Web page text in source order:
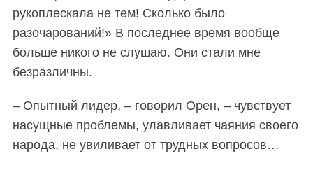
рукоплескала не тем! Сколько было
разочарований!» В последнее время вообще
больше никого не слушаю. Они стали мне
безразличны.
– Опытный лидер, – говорил Орен, – чувствует
насущные проблемы, улавливает чаяния своего
народа, не увиливает от трудных вопросов…
S
c
h
По авторам